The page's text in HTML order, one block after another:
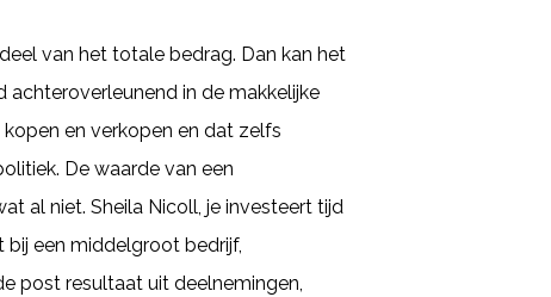
van het totale bedrag. Dan kan het
achteroverleunend in de makkelijke
en verkopen en dat zelfs
De waarde van een
al niet. Sheila Nicoll, je investeert tijd
bij een middelgroot bedrijf,
post resultaat uit deelnemingen,